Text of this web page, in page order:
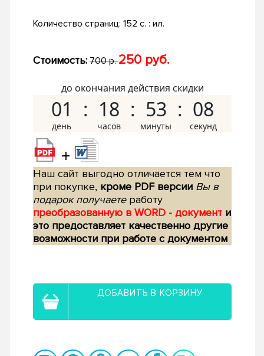
Количество страниц: 152 с. : ил.
Стоимость: 700 р.250 руб.
до окончания действия скидки
01 18 53 07
+
Наш сайт выгодно отличается тем что
при покупке, кроме PDF версии Вы в
подарок получаетеработу
преобразованную в WORD - документ и
это предоставляет качественно другие
возможности при работе с документом
ДОБАВИТЬ В КОРЗИНУ